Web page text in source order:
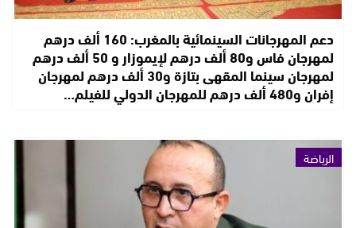
دعم المهرجانات السينمائية بالمغرب: 160 ألف درهم
لمهرجان فاس و80 ألف درهم لإيموزار و 50 ألف درهم
لمهرجان سينما المقهى بتازة و30 ألف درهم لمهرجان
إفران و480 ألف درهم للمهرجان الدولي للفيلم…
الرياضة